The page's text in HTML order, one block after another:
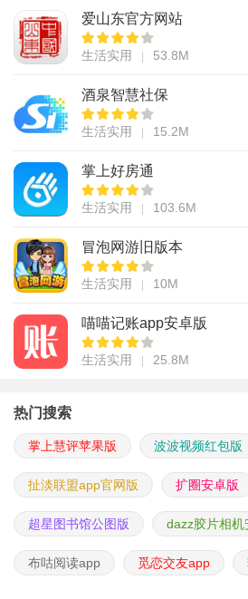
爱山东官方网站
生活实用 53.8M
酒泉智慧社保
生活实用 15.2M
掌上好房通
生活实用 103.6M
冒泡网游旧版本
生活实用 10M
喵喵记账app安卓版
生活实用 25.8M
热门搜索
掌上慧评苹果版 波波视频红包版
扯淡联盟app官网版 扩圈安卓版
超星图书馆公图版 dazz胶片相机
布咕阅读app 觅恋交友app